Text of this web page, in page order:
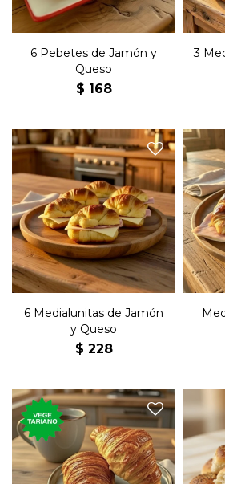
6 Pebetes de Jamón y
Queso
$ 168
3
Seis medialunas de copetín
con jamón, queso y
manteca.
6 Medialunitas de Jamón
y Queso
$ 228
Croissant francés grande.
24